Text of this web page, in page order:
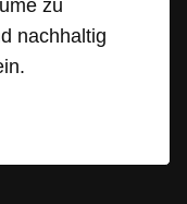
zu
nachhaltig